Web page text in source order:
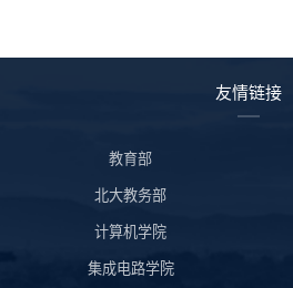
友情链接
教育部
北大教务部
计算机学院
集成电路学院